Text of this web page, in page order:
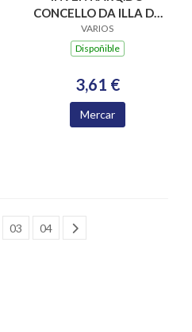
CONCELLO DA ILLA DE
AROUSA Nº 57
VARIOS
Dispoñible
3,61 €
Mercar
03 04